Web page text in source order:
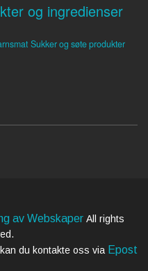
og ingredienser
Sukker og søte produkter
av Webskaper All rights
du kontakte oss via Epost